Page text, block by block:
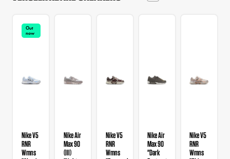
Out
now
Nike V5
RNR
Wmns
Nike Air
Max 90
(III)
Nike V5
RNR
Wmns
Nike Air
Max 90
"Dark
Nike V5
RNR
Wmns